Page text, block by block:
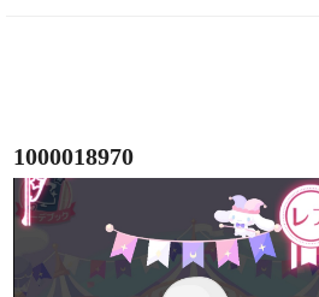
1000018970